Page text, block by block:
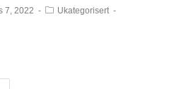
7, 2022
Ukategorisert